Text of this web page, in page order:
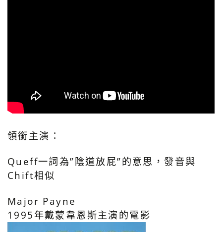
領銜主演：
Queff一詞為”陰道放屁”的意思，發音與
Chift相似
Major Payne
1995年戴蒙韋恩斯主演的電影